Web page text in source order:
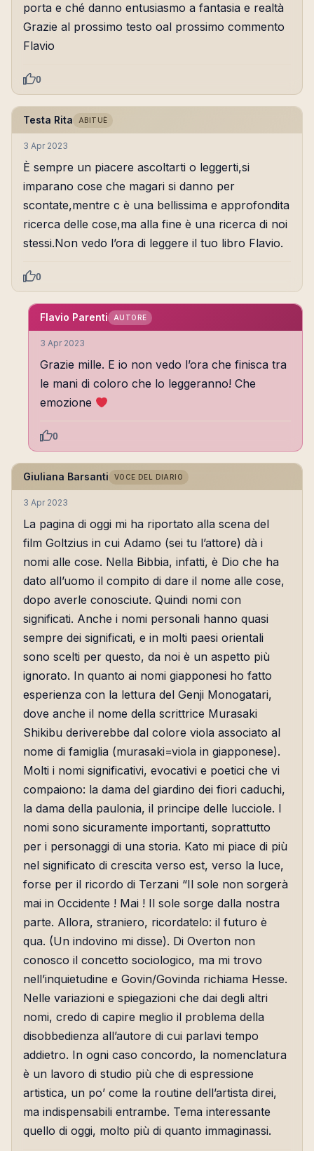
porta e ché danno entusiasmo a fantasia e realtà
Grazie al prossimo testo oal prossimo commento
Flavio
0
Testa Rita ABITUÈ
3 Apr 2023
È sempre un piacere ascoltarti o leggerti,si
imparano cose che magari si danno per
scontate,mentre c è una bellissima e approfondita
ricerca delle cose,ma alla fine è una ricerca di noi
stessi.Non vedo l’ora di leggere il tuo libro Flavio.
0
Flavio Parenti AUTORE
3 Apr 2023
Grazie mille. E io non vedo l’ora che finisca tra
le mani di coloro che lo leggeranno! Che
emozione
0
Giuliana Barsanti VOCE DEL DIARIO
3 Apr 2023
La pagina di oggi mi ha riportato alla scena del
film Goltzius in cui Adamo (sei tu l’attore) dà i
nomi alle cose. Nella Bibbia, infatti, è Dio che ha
dato all’uomo il compito di dare il nome alle cose,
dopo averle conosciute. Quindi nomi con
significati. Anche i nomi personali hanno quasi
sempre dei significati, e in molti paesi orientali
sono scelti per questo, da noi è un aspetto più
ignorato. In quanto ai nomi giapponesi ho fatto
esperienza con la lettura del Genji Monogatari,
dove anche il nome della scrittrice Murasaki
Shikibu deriverebbe dal colore viola associato al
nome di famiglia (murasaki=viola in giapponese).
Molti i nomi significativi, evocativi e poetici che vi
compaiono: la dama del giardino dei fiori caduchi,
la dama della paulonia, il principe delle lucciole. I
nomi sono sicuramente importanti, soprattutto
per i personaggi di una storia. Kato mi piace di più
nel significato di crescita verso est, verso la luce,
forse per il ricordo di Terzani “Il sole non sorgerà
mai in Occidente ! Mai ! Il sole sorge dalla nostra
parte. Allora, straniero, ricordatelo: il futuro è
qua. (Un indovino mi disse). Di Overton non
conosco il concetto sociologico, ma mi trovo
nell’inquietudine e Govin/Govinda richiama Hesse.
Nelle variazioni e spiegazioni che dai degli altri
nomi, credo di capire meglio il problema della
disobbedienza all’autore di cui parlavi tempo
addietro. In ogni caso concordo, la nomenclatura
è un lavoro di studio più che di espressione
artistica, un po’ come la routine dell’artista direi,
ma indispensabili entrambe. Tema interessante
quello di oggi, molto più di quanto immaginassi.